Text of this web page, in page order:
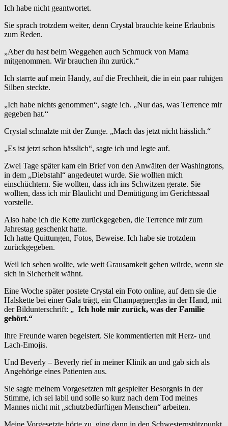
Ich habe nicht geantwortet.
Sie sprach trotzdem weiter, denn Crystal brauchte keine Erlaubnis
zum Reden.
„Aber du hast beim Weggehen auch Schmuck von Mama
mitgenommen. Wir brauchen ihn zurück.“
Ich starrte auf mein Handy, auf die Frechheit, die in ein paar ruhigen
Silben steckte.
„Ich habe nichts genommen“, sagte ich. „Nur das, was Terrence mir
gegeben hat.“
Crystal schnalzte mit der Zunge. „Mach das jetzt nicht hässlich.“
„Es ist jetzt schon hässlich“, sagte ich und legte auf.
Zwei Tage später kam ein Brief von den Anwälten der Washingtons,
in dem „Diebstahl“ angedeutet wurde. Sie wollten mich
einschüchtern. Sie wollten, dass ich ins Schwitzen gerate. Sie
wollten, dass ich mir Blaulicht und Demütigung im Gerichtssaal
vorstelle.
Also habe ich die Kette zurückgegeben, die Terrence mir zum
Jahrestag geschenkt hatte.
Ich hatte Quittungen, Fotos, Beweise. Ich habe sie trotzdem
zurückgegeben.
Weil ich sehen wollte, wie weit Grausamkeit gehen würde, wenn sie
sich in Sicherheit wähnt.
Eine Woche später postete Crystal ein Foto online, auf dem sie die
Halskette bei einer Gala trägt, ein Champagnerglas in der Hand, mit
der Bildunterschrift: „ Ich hole mir zurück, was der Familie
gehört.“
Ihre Freunde waren begeistert. Sie kommentierten mit Herz- und
Lach-Emojis.
Und Beverly – Beverly rief in meiner Klinik an und gab sich als
Angehörige eines Patienten aus.
Sie sagte meinem Vorgesetzten mit gespielter Besorgnis in der
Stimme, ich sei labil und solle so kurz nach dem Tod meines
Mannes nicht mit „schutzbedürftigen Menschen“ arbeiten.